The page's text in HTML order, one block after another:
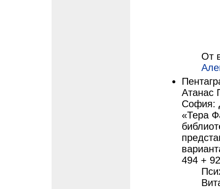
От
Атанас
София:
«Тера
494 +